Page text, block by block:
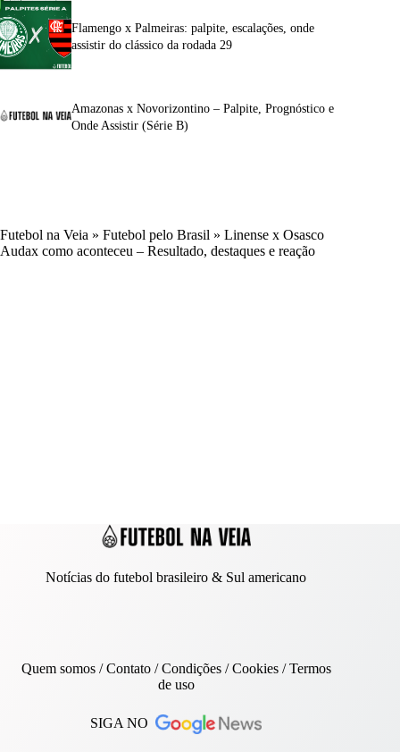
Flamengo x Palmeiras: palpite, escalações, onde
assistir do clássico da rodada 29
Amazonas x Novorizontino – Palpite, Prognóstico e
Onde Assistir (Série B)
Futebol na Veia » Futebol pelo Brasil » Linense x Osasco
Audax como aconteceu – Resultado, destaques e reação
Notícias do futebol brasileiro & Sul americano
Quem somos/Contato/ Condições /Cookies/Termos
de uso
SIGA NO